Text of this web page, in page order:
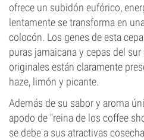
ofrece un subidón eufórico,
lentamente se transforma en
colocón. Los genes de esta
puras jamaicana y cepas del
originales están claramente
haze, limón y picante.
Además de su sabor y aroma
apodo de "reina de los coffee
se debe a sus atractivas